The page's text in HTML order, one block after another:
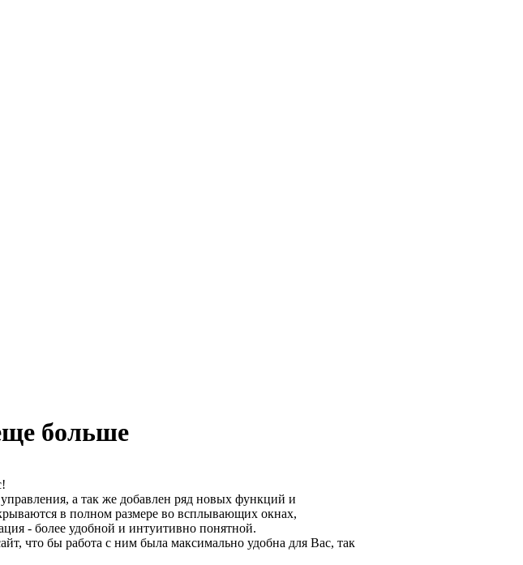
больше
а так же добавлен ряд новых функций и
в полном размере во всплывающих окнах,
- более удобной и интуитивно понятной.
что бы работа с ним была максимально удобна для Вас, так